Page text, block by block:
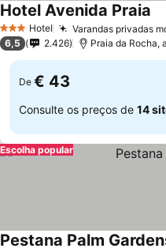
3 EstrelasHotel Varandas privadas
Hotel Avenida Praia
6,5 2.426 Praia da Rocha,
De € 43
Consulte os preços de 14
Escolha popular
Pestana Palm